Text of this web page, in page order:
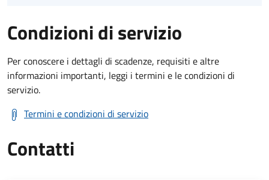
Condizioni di servizio
Per conoscere i dettagli di scadenze, requisiti e altre
informazioni importanti, leggi i termini e le condizioni di
servizio.
Termini e condizioni di servizio
Contatti